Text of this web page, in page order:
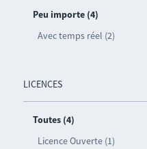
Peu importe (4)
Avec temps réel (2)
LICENCES
Toutes (4)
Licence Ouverte (1)